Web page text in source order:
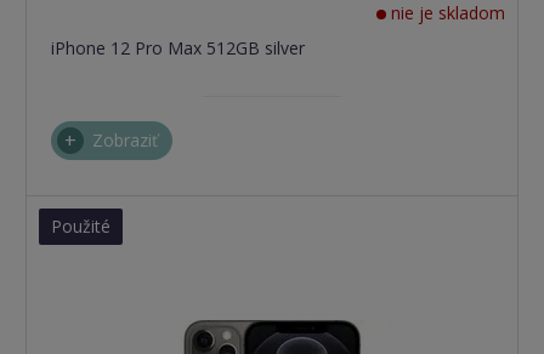
nie je skladom
iPhone 12 Pro Max 512GB silver
Zobraziť
Použité